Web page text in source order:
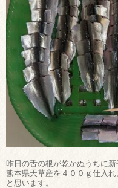
昨日の舌の根が乾かぬうちに新
熊本県天草産を４００ｇ仕入
と思います。